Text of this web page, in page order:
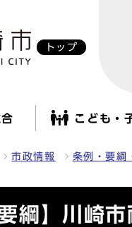
トップ
こども・
市政情報 条例・要綱
綱】川崎